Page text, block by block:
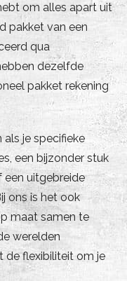
om alles apart uit
pakket van een
qua
dezelfde
pakket rekening
je specifieke
een bijzonder stuk
uitgebreide
ons is het ook
maat samen te
werelden
de flexibiliteit om je